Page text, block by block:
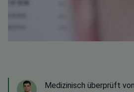
Medizinisch überprüft von